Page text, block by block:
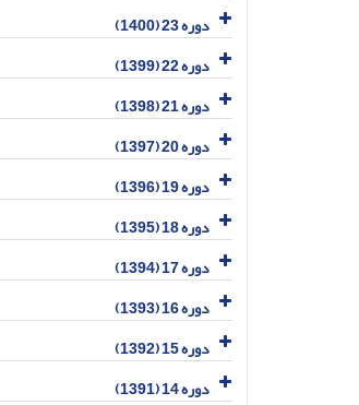
دوره 23 (1400)
دوره 22 (1399)
دوره 21 (1398)
دوره 20 (1397)
دوره 19 (1396)
دوره 18 (1395)
دوره 17 (1394)
دوره 16 (1393)
دوره 15 (1392)
دوره 14 (1391)